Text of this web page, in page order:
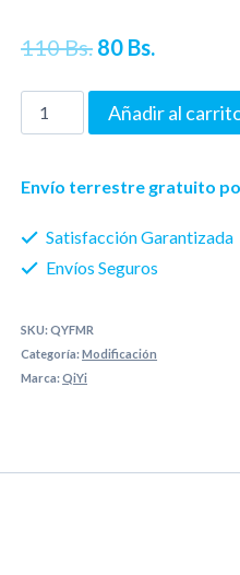
110Bs. El
precio
original
era:
80 Bs.
precio
actual
es:
QiYi
3x3
Stickers)
cantidad
Añadir al
Envío terrestre gratuito
Satisfacción Garantizada
Envíos Seguros
SKU:QYFMR
Categoría:Modificación
Marca:QiYi